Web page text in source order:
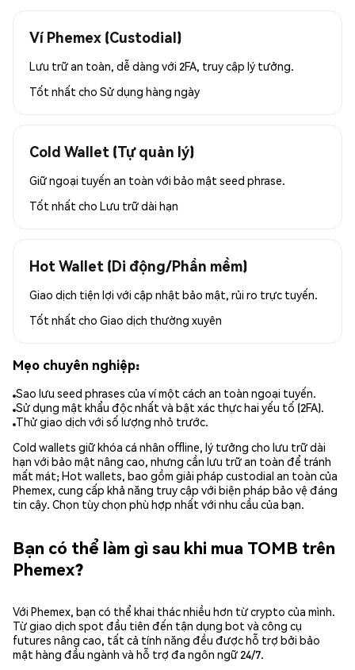
Ví Phemex (Custodial)
Lưu trữ an toàn, dễ dàng với 2FA, truy cập lý tưởng.
Tốt nhất cho Sử dụng hàng ngày
Cold Wallet (Tự quản lý)
Giữ ngoại tuyến an toàn với bảo mật seed phrase.
Tốt nhất cho Lưu trữ dài hạn
Hot Wallet (Di động/Phần mềm)
Giao dịch tiện lợi với cập nhật bảo mật, rủi ro trực tuyến.
Tốt nhất cho Giao dịch thường xuyên
Mẹo chuyên nghiệp:
Sao lưu seed phrases của ví một cách an toàn ngoại tuyến.
Sử dụng mật khẩu độc nhất và bật xác thực hai yếu tố (2FA).
Thử giao dịch với số lượng nhỏ trước.
Cold wallets giữ khóa cá nhân offline, lý tưởng cho lưu trữ dài
hạn với bảo mật nâng cao, nhưng cần lưu trữ an toàn để tránh
mất mát; Hot wallets, bao gồm giải pháp custodial an toàn của
Phemex, cung cấp khả năng truy cập với biện pháp bảo vệ đáng
tin cậy. Chọn tùy chọn phù hợp nhất với nhu cầu của bạn.
Bạn có thể làm gì sau khi mua TOMB trên
Phemex?
Với Phemex, bạn có thể khai thác nhiều hơn từ crypto của mình.
Từ giao dịch spot đầu tiên đến tận dụng bot và công cụ
futures nâng cao, tất cả tính năng đều được hỗ trợ bởi bảo
mật hàng đầu ngành và hỗ trợ đa ngôn ngữ 24/7.